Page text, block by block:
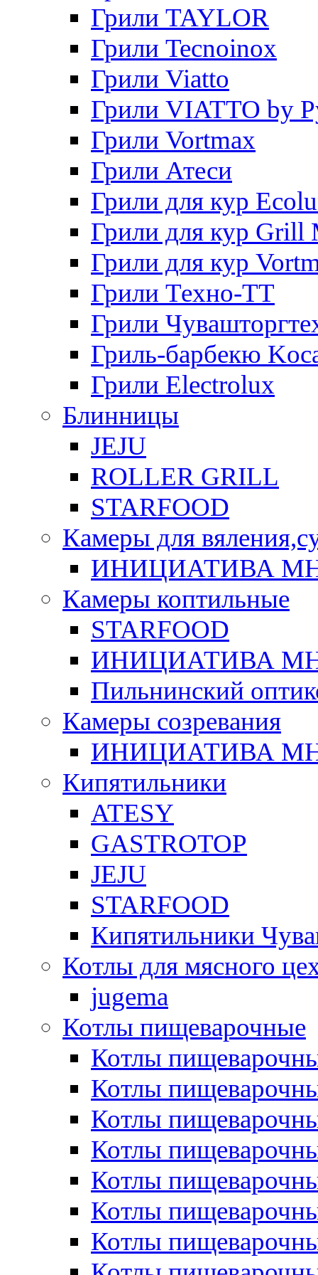
Грили TAYLOR
Грили Tecnoinox
Грили Viatto
Грили VIATTO by
Грили Vortmax
Грили Атеси
Грили для кур
Грили для кур Grill
Грили для кур
Грили Техно-ТТ
Грили
Гриль-барбекю
Грили Electrolux
Блинницы
JEJU
ROLLER GRILL
STARFOOD
Камеры для
ИНИЦИАТИВА
Камеры коптильные
STARFOOD
ИНИЦИАТИВА
Пильнинский
Камеры созревания
ИНИЦИАТИВА
Кипятильники
ATESY
GASTROTOP
JEJU
STARFOOD
Кипятильники
Котлы для мясного
jugema
Котлы пищеварочные
Котлы
Котлы
Котлы
Котлы
Котлы
Котлы
Котлы